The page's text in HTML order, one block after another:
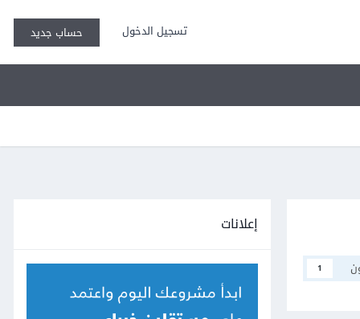
تسجيل الدخول حساب جديد
1
إعلانات